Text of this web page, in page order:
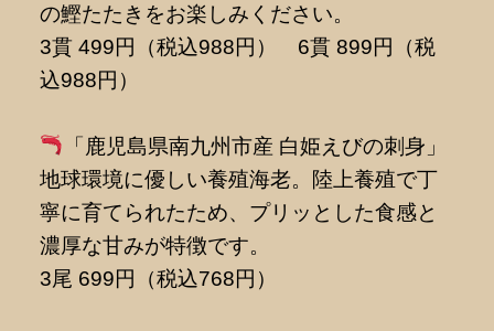
の鰹たたきをお楽しみください。
3貫 499円（税込988円） 6貫 899円（税
込988円）
「鹿児島県南九州市産 白姫えびの刺身」
地球環境に優しい養殖海老。陸上養殖で丁
寧に育てられたため、プリッとした食感と
濃厚な甘みが特徴です。
3尾 699円（税込768円）